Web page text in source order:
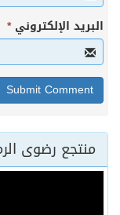
البريد الإلكتروني*
منتجع رضوى